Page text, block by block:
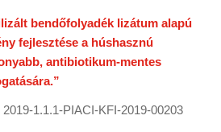
bendőfolyadék lizátum alapú
fejlesztése a húshasznú
antibiotikum-mentes
1.1.1-PIACI-KFI-2019-00203